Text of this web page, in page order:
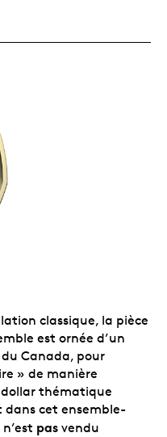
un moment
plaira à vos
un ensemble
un peu de
des cadeaux pour
Besoin de l’expédier par
vient avec une
est présenté
qui contient les
coque. Le tout est
conçue pour offrir ce
ou l’envoyer par la
classique, la pièce
est ornée d’un
Canada, pour
» de manière
thématique
cet ensemble-
pas vendu